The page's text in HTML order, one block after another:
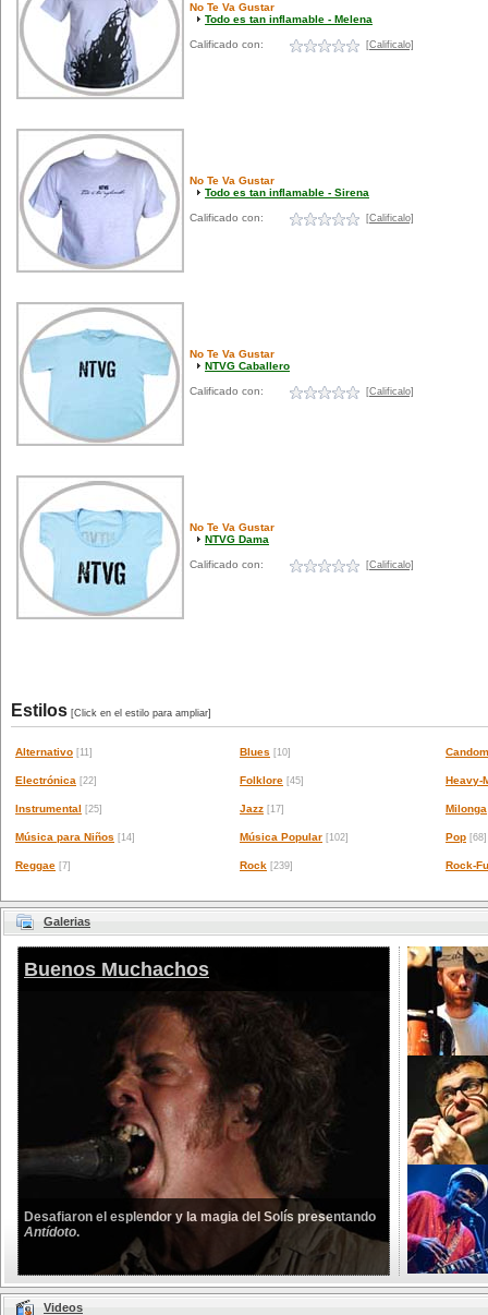
No Te Va Gustar
Todo es tan inflamable - Melena
Calificado con: [Calificalo]
No Te Va Gustar
Todo es tan inflamable - Sirena
Calificado con: [Calificalo]
No Te Va Gustar
NTVG Caballero
Calificado con: [Calificalo]
No Te Va Gustar
NTVG Dama
Calificado con: [Calificalo]
Estilos [Click en el estilo para ampliar]
Alternativo [11] Blues [10]
Electrónica [22] Folklore [45] Heavy-
Instrumental [25] Jazz [17] Milonga
Música para Niños [14] Música Popular [102] Pop [68]
Reggae [7] Rock [239] Rock-
Galerias
Buenos Muchachos
Desafiaron el esplendor y la magia del Solís presentando
Antídoto.
Videos